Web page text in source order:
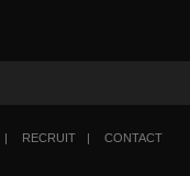
RECRUIT CONTACT